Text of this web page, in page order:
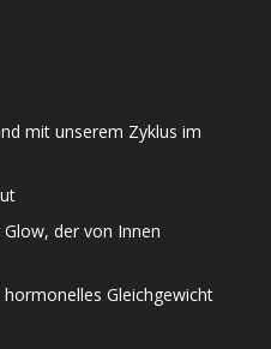
mit unserem Zyklus im
der von Innen
Gleichgewicht